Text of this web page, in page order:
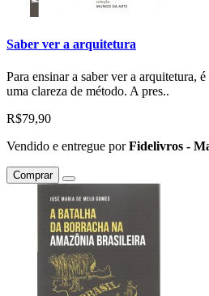
Saber ver a arquitetura
Para ensinar a saber ver a arquitetura,
uma clareza de método. A pres..
R$79,90
Vendido e entregue porFidelivros -
Comprar